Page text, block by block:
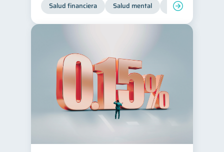
Salud financiera Salud mental Inclusión